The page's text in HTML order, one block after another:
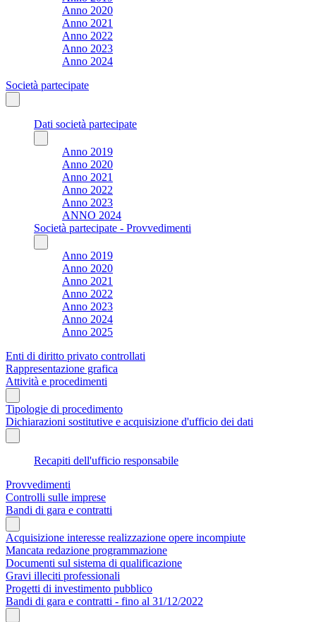
Anno 2020
Anno 2021
Anno 2022
Anno 2023
Anno 2024
Società partecipate
Dati società partecipate
Anno 2019
Anno 2020
Anno 2021
Anno 2022
Anno 2023
ANNO 2024
Società partecipate - Provvedimenti
Anno 2019
Anno 2020
Anno 2021
Anno 2022
Anno 2023
Anno 2024
Anno 2025
Enti di diritto privato controllati
Rappresentazione grafica
Attività e procedimenti
Tipologie di procedimento
Dichiarazioni sostitutive e acquisizione d'ufficio dei dati
Recapiti dell'ufficio responsabile
Provvedimenti
Controlli sulle imprese
Bandi di gara e contratti
Acquisizione interesse realizzazione opere incompiute
Mancata redazione programmazione
Documenti sul sistema di qualificazione
Gravi illeciti professionali
Progetti di investimento pubblico
Bandi di gara e contratti - fino al 31/12/2022